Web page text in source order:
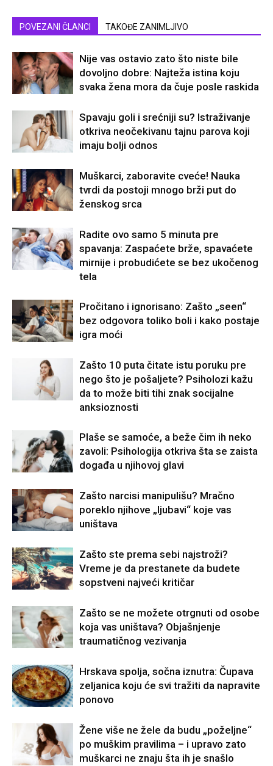
POVEZANI ČLANCI TAKOĐE ZANIMLJIVO
Nije vas ostavio zato što niste bile
dovoljno dobre: Najteža istina koju
svaka žena mora da čuje posle raskida
Spavaju goli i srećniji su? Istraživanje
otkriva neočekivanu tajnu parova koji
imaju bolji odnos
Muškarci, zaboravite cveće! Nauka
tvrdi da postoji mnogo brži put do
ženskog srca
Radite ovo samo 5 minuta pre
spavanja: Zaspaćete brže, spavaćete
mirnije i probudićete se bez ukočenog
tela
Pročitano i ignorisano: Zašto „seen“
bez odgovora toliko boli i kako postaje
igra moći
Zašto 10 puta čitate istu poruku pre
nego što je pošaljete? Psiholozi kažu
da to može biti tihi znak socijalne
anksioznosti
Plaše se samoće, a beže čim ih neko
zavoli: Psihologija otkriva šta se zaista
događa u njihovoj glavi
Zašto narcisi manipulišu? Mračno
poreklo njihove „ljubavi“ koje vas
uništava
Zašto ste prema sebi najstroži?
Vreme je da prestanete da budete
sopstveni najveći kritičar
Zašto se ne možete otrgnuti od osobe
koja vas uništava? Objašnjenje
traumatičnog vezivanja
Hrskava spolja, sočna iznutra: Čupava
zeljanica koju će svi tražiti da napravite
ponovo
Žene više ne žele da budu „poželjne“
po muškim pravilima – i upravo zato
muškarci ne znaju šta ih je snašlo